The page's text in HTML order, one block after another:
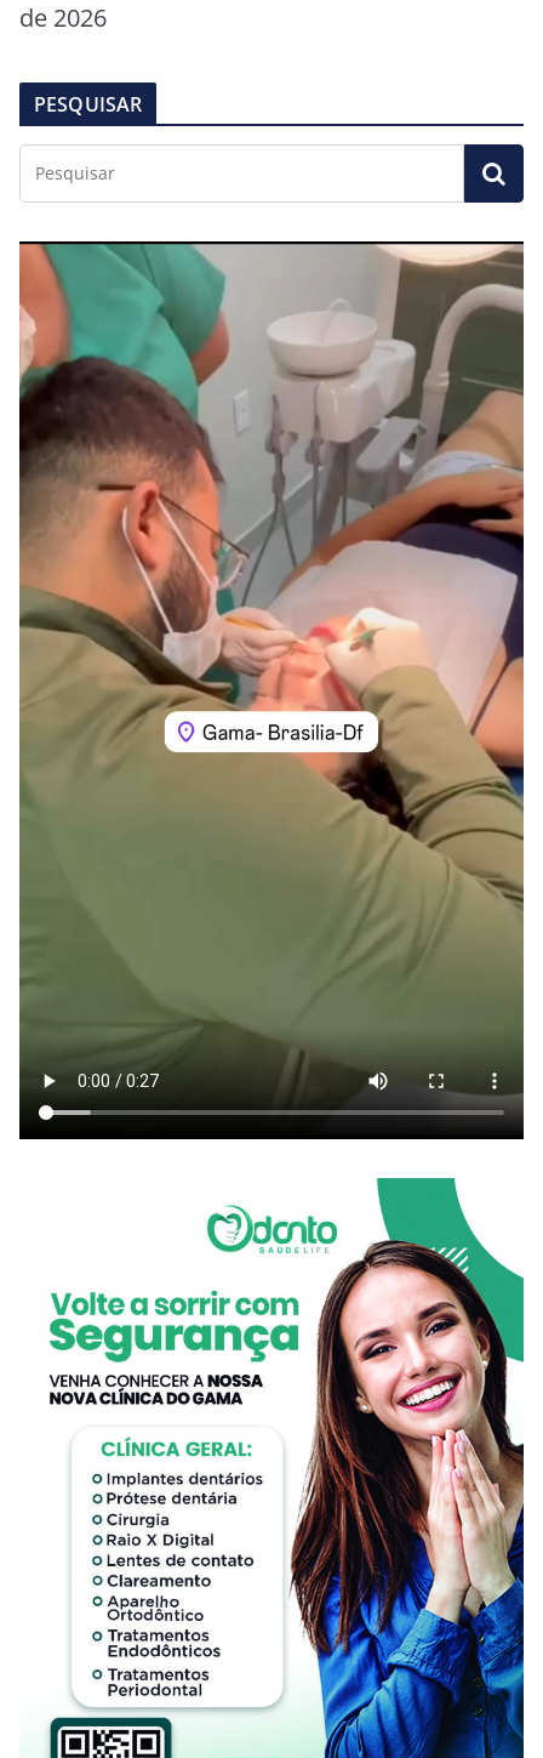
de 2026
PESQUISAR